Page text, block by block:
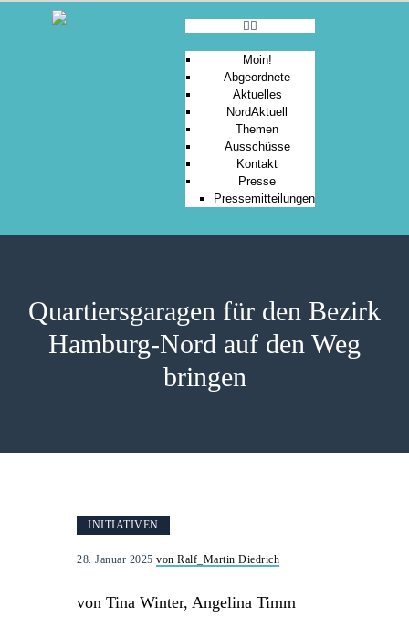
Moin!
Abgeordnete
Aktuelles
NordAktuell
Themen
Ausschüsse
Kontakt
Presse
Pressemitteilungen
Quartiersgaragen für den Bezirk
Hamburg-Nord auf den Weg
bringen
ABGEORDNETE
NORDAKTUELL
INITIATIVEN
28. Januar 2025 von Ralf_Martin Diedrich
von Tina Winter, Angelina Timm